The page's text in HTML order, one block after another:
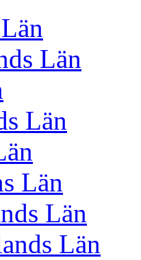
Län
Län
Län
Län
Län